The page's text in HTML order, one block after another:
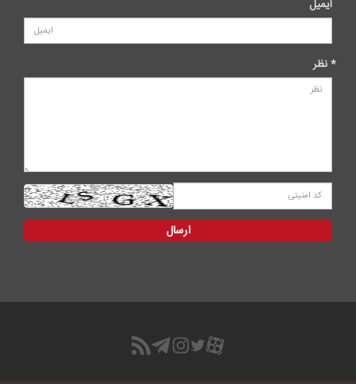
ایمیل
* نظر